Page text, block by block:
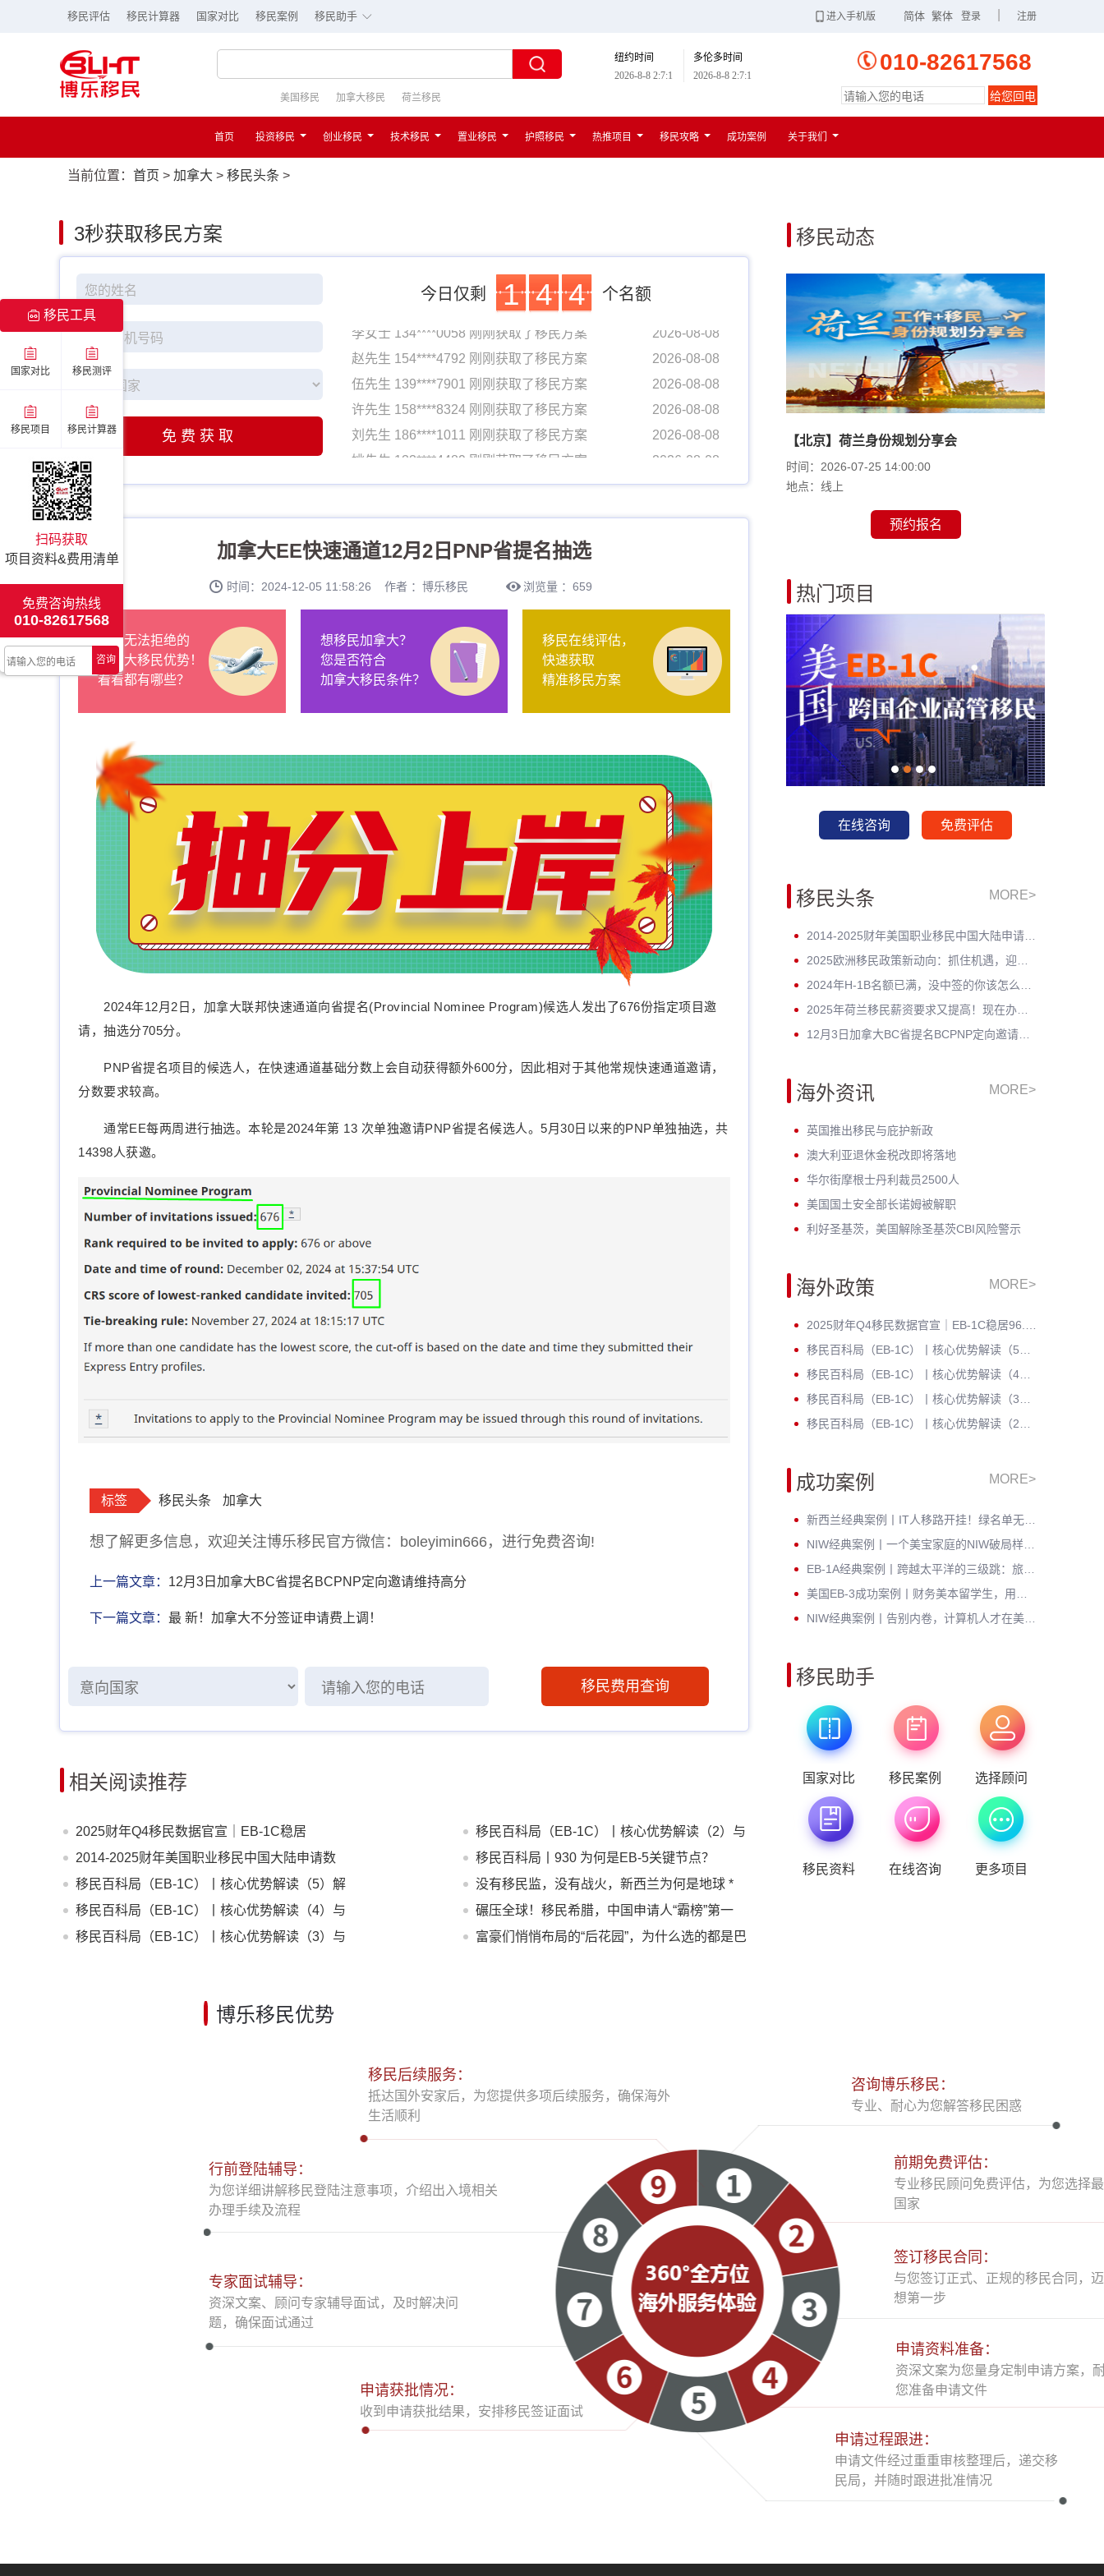
移民评估 移民计算器 国家对比 移民案例 移民助手 ∟ 注册
登录
简体 繁体
进入手机版
扫一扫
进入手机版
纽约时间
2026-8-8 2:7:2
多伦多时间
2026-8-8 2:7:2
010-82617568
美国移民 加拿大移民 荷兰移民 给您回电
首页 投资移民 创业移民 技术移民 置业移民 护照移民 热推项目 移民攻略 成功案例 关于我们
当前位置： 首页 > 加拿大 > 移民头条 >
3秒获取移民方案
免费获取
今日仅剩 1 4 4 个名额
赵先生 154****4792 刚刚获取了移民方案
伍先生 139****7901 刚刚获取了移民方案
许先生 158****8324 刚刚获取了移民方案
刘先生 186****1011 刚刚获取了移民方案
姚先生 133****4489 刚刚获取了移民方案
赵先生 154****4792 刚刚获取了移民方案
2026-08-08
伍先生 139****7901 刚刚获取了移民方案
张先生 170****7716 刚刚获取了移民方案
2026-08-08
李女士 134****0058 刚刚获取了移民方案
2026-08-08
加拿大EE快速通道12月2日PNP省提名抽选
时间：2024-12-05 11:58:26 作者 ：博乐移民 浏览量 ：659
让人无法拒绝的
加拿大移民优势！
看看都有哪些？
想移民加拿大？
您是否符合
加拿大移民条件？
移民在线评估，
快速获取
精准移民方案
2024年12月2日，加拿大联邦快速通道向省提名(Provincial Nominee Program)候选人发出了676份指定项目邀
请，抽选分705分。
PNP省提名项目的候选人，在快速通道基础分数上会自动获得额外600分，因此相对于其他常规快速通道邀请，
分数要求较高。
通常EE每两周进行抽选。本轮是2024年第 13 次单独邀请PNP省提名候选人。5月30日以来的PNP单独抽选，共
14398人获邀。
标签 移民头条 加拿大
想了解更多信息，欢迎关注博乐移民官方微信：boleyimin666，进行免费咨询!
上一篇文章： 12月3日加拿大BC省提名BCPNP定向邀请维持高分
下一篇文章： 最 新！加拿大不分签证申请费上调！
移民费用查询
相关阅读推荐
2025财年Q4移民数据官宣｜EB-1C稳居
96.54%高位，在EB-1A/NIW
2014-2025财年美国职业移民中国大陆申请数
据深度分析：走势与未来展望
移民百科局（EB-1C）丨核心优势解读（5）解
决企业出海人才痛点
移民百科局（EB-1C）丨核心优势解读（4）与
EB-5投资移民对比
移民百科局（EB-1C）丨核心优势解读（3）与
移民百科局（EB-1C）丨核心优势解读（2）与
L-1A签证结合优势
移民百科局丨930 为何是EB-5关键节点？
没有移民监，没有战火，新西兰为何是地球 *
的“桃花源”？
碾压全球！移民希腊，中国申请人“霸榜”第一
富豪们悄悄布局的“后花园”，为什么选的都是巴
移民动态
【北京】荷兰身份规划分享会
时间：2026-07-25 14:00:00
地点：线上
预约报名
热门项目
在线咨询 免费评估
移民头条 MORE>
海外资讯 MORE>
英国推出移民与庇护新政
澳大利亚退休金税改即将落地
华尔街摩根士丹利裁员2500人
美国国土安全部长诺姆被解职
利好圣基茨，美国解除圣基茨CBI风险警示
海外政策 MORE>
成功案例 MORE>
移民助手
国家对比 移民案例 选择顾问
移民资料 在线咨询 更多项目
博乐移民优势
移民后续服务：
抵达国外安家后，为您提供多项后续服务，确保海外
生活顺利
咨询博乐移民：
专业、耐心为您解答移民困惑
行前登陆辅导：
为您详细讲解移民登陆注意事项，介绍出入境相关
办理手续及流程
前期免费评估：
专业移民顾问免费评估，为您选择
国家
专家面试辅导：
资深文案、顾问专家辅导面试，及时解决问
题，确保面试通过
签订移民合同：
与您签订正式、正规的移民合同，
想第一步
申请获批情况：
收到申请获批结果，安排移民签证面试
申请资料准备：
资深文案为您量身定制申请方案，
您准备申请文件
申请过程跟进：
申请文件经过重重审核整理后，递交移
民局，并随时跟进批准情况
移民工具
国家对比 移民测评
移民项目 移民计算器
扫码获取
项目资料&费用清单
免费咨询热线
010-82617568
咨询